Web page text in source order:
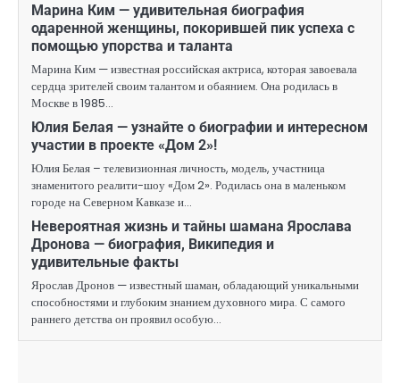
Марина Ким — удивительная биография
одаренной женщины, покорившей пик успеха с
помощью упорства и таланта
Марина Ким — известная российская актриса, которая завоевала
сердца зрителей своим талантом и обаянием. Она родилась в
Москве в 1985…
Юлия Белая — узнайте о биографии и интересном
участии в проекте «Дом 2»!
Юлия Белая – телевизионная личность, модель, участница
знаменитого реалити-шоу «Дом 2». Родилась она в маленьком
городе на Северном Кавказе и…
Невероятная жизнь и тайны шамана Ярослава
Дронова — биография, Википедия и
удивительные факты
Ярослав Дронов — известный шаман, обладающий уникальными
способностями и глубоким знанием духовного мира. С самого
раннего детства он проявил особую…